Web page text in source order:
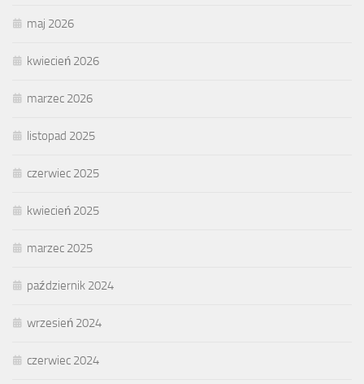
maj 2026
kwiecień 2026
marzec 2026
listopad 2025
czerwiec 2025
kwiecień 2025
marzec 2025
październik 2024
wrzesień 2024
czerwiec 2024